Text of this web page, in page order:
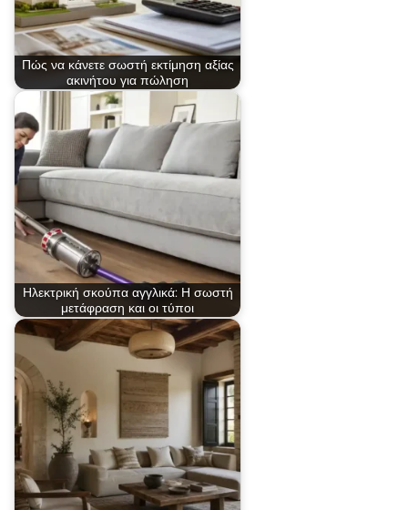
Πώς να κάνετε σωστή εκτίμηση αξίας
ακινήτου για πώληση
Ηλεκτρική σκούπα αγγλικά: Η σωστή
μετάφραση και οι τύποι